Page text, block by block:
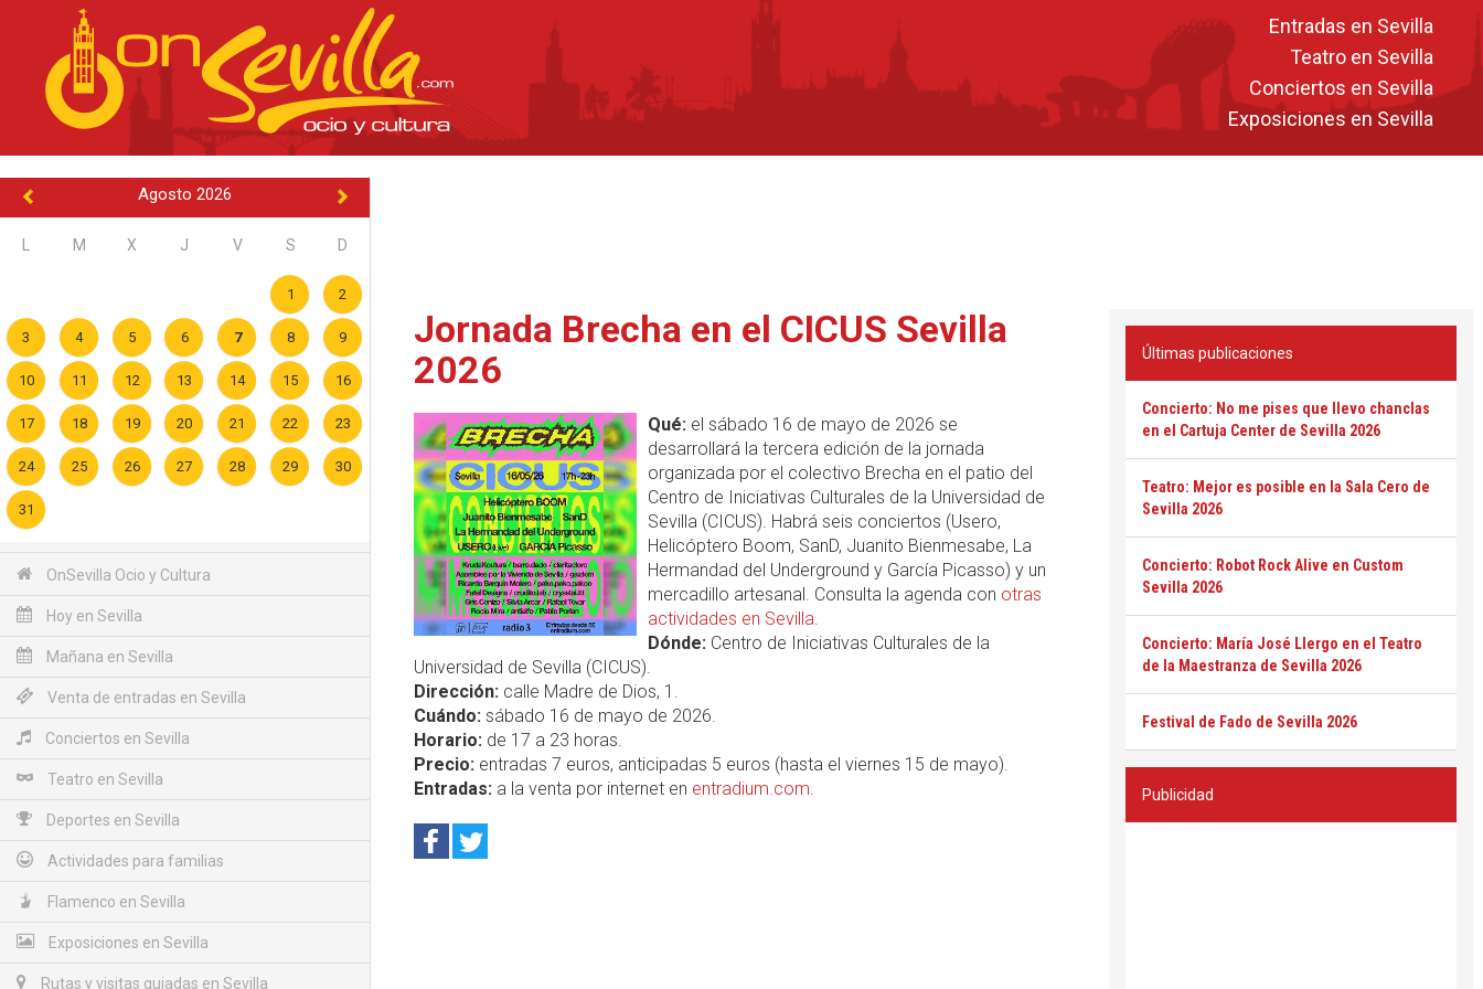
Entradas en Sevilla
Teatro en Sevilla
Conciertos en Sevilla
Exposiciones en Sevilla
Agosto 2026
M X J V S D
1 2
3 4 5 6 7 8 9
10 11 12 13 14 15 16
17 18 19 20 21 22 23
24 25 26 27 28 29 30
31
OnSevilla Ocio y Cultura
Hoy en Sevilla
Mañana en Sevilla
Venta de entradas en Sevilla
Conciertos en Sevilla
Teatro en Sevilla
Deportes en Sevilla
Actividades para familias
Flamenco en Sevilla
Exposiciones en Sevilla
Rutas y visitas guiadas en Sevilla
Jornada Brecha en el CICUS Sevilla
2026
Qué:el sábado 16 de mayo de 2026 se
desarrollará la tercera edición de la jornada
organizada por el colectivo Brecha en el patio del
Centro de Iniciativas Culturales de la Universidad de
Sevilla (CICUS). Habrá seis conciertos (Usero,
Helicóptero Boom, SanD, Juanito Bienmesabe, La
Hermandad del Underground y García Picasso) y un
mercadillo artesanal. Consulta la agenda con otras
actividades en Sevilla.
Dónde:Centro de Iniciativas Culturales de la
Universidad de Sevilla (CICUS).
Dirección: calle Madre de Dios, 1.
Cuándo: sábado 16 de mayo de 2026.
Horario: de 17 a 23 horas.
Precio: entradas 7 euros, anticipadas 5 euros (hasta el viernes 15 de mayo).
Entradas: a la venta por internet en entradium.com.
Últimas publicaciones
Concierto: No me pises que llevo chanclas
en el Cartuja Center de Sevilla 2026
Teatro: Mejor es posible en la Sala Cero de
Sevilla 2026
Concierto: Robot Rock Alive en Custom
Sevilla 2026
Concierto: María José Llergo en el Teatro
de la Maestranza de Sevilla 2026
Festival de Fado de Sevilla 2026
Publicidad